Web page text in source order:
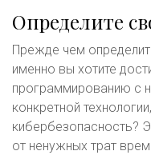
Определите
Прежде чем
именно вы хотите
программированию с
конкретной
кибербезопасность?
от ненужных трат